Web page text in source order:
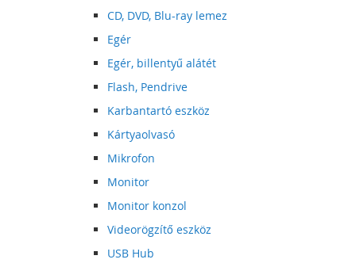
CD, DVD, Blu-ray lemez
Egér
Egér, billentyű alátét
Flash, Pendrive
Karbantartó eszköz
Kártyaolvasó
Mikrofon
Monitor
Monitor konzol
Videorögzítő eszköz
USB Hub